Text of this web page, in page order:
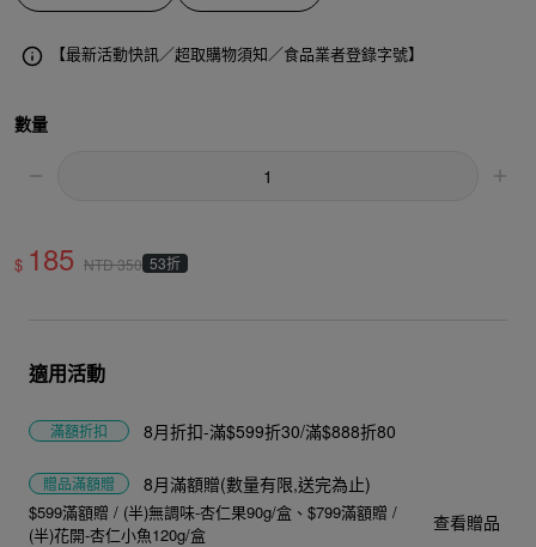
【最新活動快訊／超取購物須知／食品業者登錄字號】
數量
$ 185 NTD350 53折
適用活動
滿額折扣 8月折扣-滿$599折30/滿$888折80
贈品滿額贈 8月滿額贈(數量有限,送完為止)
$599滿額贈 / (半)無調味-杏仁果90g/盒
$799滿額贈 /
(半)花開-杏仁小魚120g/盒
查看贈品